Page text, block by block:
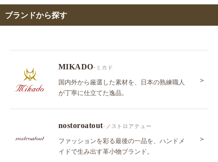
ブランドから探す
MIKADO-ミカド
国内外から厳選した素材を、日本の熟練職人
が丁寧に仕立てた逸品。
＞
nostoroatout-ノストロアテュー
ファッションを彩る最後の一品を、ハンドメ
イドで生み出す革小物ブランド。
＞